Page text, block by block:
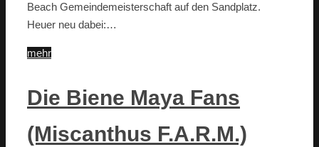
Beach Gemeindemeisterschaft auf den Sandplatz.
Heuer neu dabei:…
mehr
Die Biene Maya Fans
(Miscanthus F.A.R.M.)